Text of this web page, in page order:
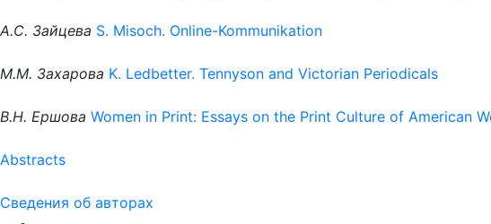
А.С. Зайцева S. Misoch. Online-Kommunikation
М.М. Захарова K. Ledbetter. Tennyson and Victorian Periodicals
В.Н. Ершова Women in Print: Essays on the Print Culture of American
Аbstracts
Сведения об авторах